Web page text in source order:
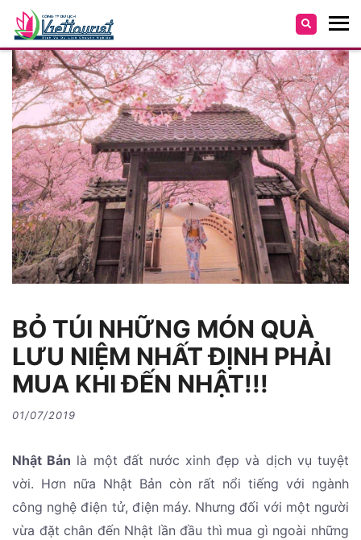
BỎ TÚI NHỮNG MÓN QUÀ
LƯU NIỆM NHẤT ĐỊNH PHẢI
MUA KHI ĐẾN NHẬT!!!
01/07/2019
Nhật Bản là một đất nước xinh đẹp và dịch vụ tuyệt
vời. Hơn nữa Nhật Bản còn rất nổi tiếng với ngành
công nghệ điện tử, điện máy. Nhưng đối với một người
vừa đặt chân đến Nhật lần đầu thì mua gì ngoài những